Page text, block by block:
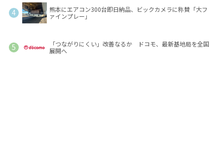
熊本にエアコン300台即日納品、ビックカメラに称賛「大フ
ァインプレー」
「つながりにくい」改善なるか ドコモ、最新基地局を全国
展開へ